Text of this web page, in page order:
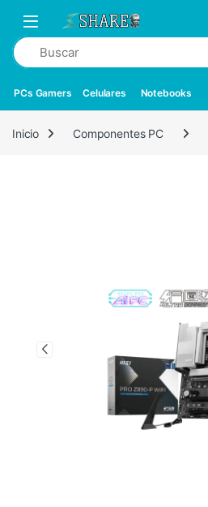
PCs Gamers Celulares Notebooks
Inicio Componentes PC